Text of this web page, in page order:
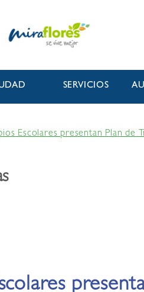
SERVICIOS
Escolares presentan Plan de